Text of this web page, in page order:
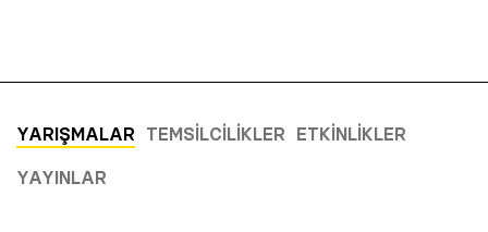
YARIŞMALAR TEMSILCILIKLER ETKINLIKLER
YAYINLAR